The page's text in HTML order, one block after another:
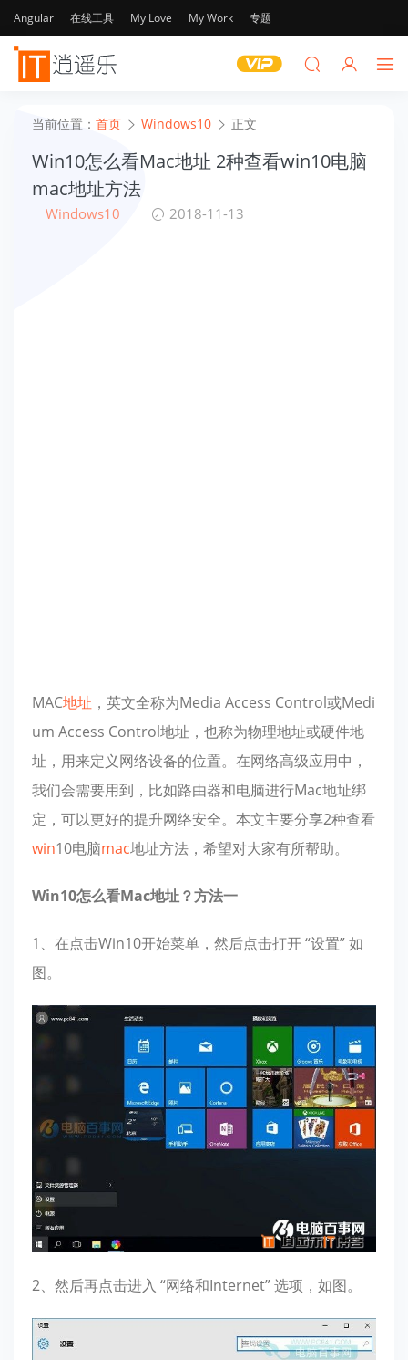
Angular 在线工具 My Love My Work 专题
当前位置： 首页 Windows10 正文
Win10怎么看Mac地址 2种查看win10电脑
mac地址方法
Windows10 2018-11-13
MAC地址 ，英文全称为Media Access Control或Medi
um Access Control地址，也称为物理地址或硬件地
址，用来定义网络设备的位置。在网络高级应用中，
我们会需要用到，比如路由器和电脑进行Mac地址绑
定，可以更好的提升网络安全。本文主要分享2种查看
win10电脑mac地址方法，希望对大家有所帮助。
Win10怎么看Mac地址？方法一
1、在点击Win10开始菜单，然后点击打开 “设置” 如
图。
2、然后再点击进入 “网络和Internet” 选项，如图。